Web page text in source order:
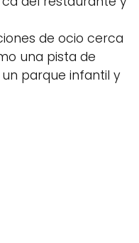
de ocio cerca
una pista de
parque infantil y